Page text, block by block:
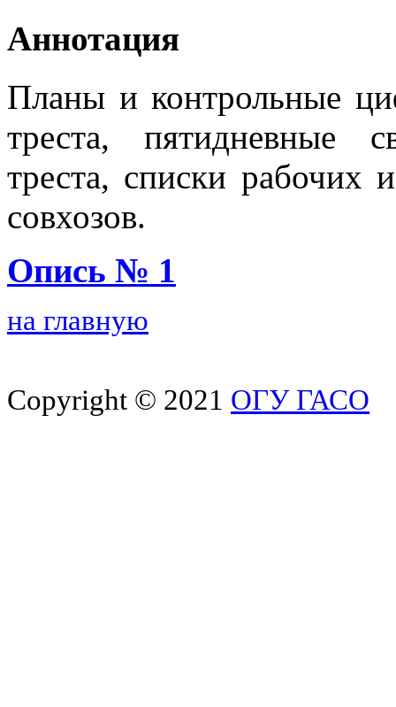
Аннотация
Планы и контрольные
треста, пятидневные
треста, списки рабочих
совхозов.
Опись № 1
на главную
Copyright © 2021 ОГУ ГАСО